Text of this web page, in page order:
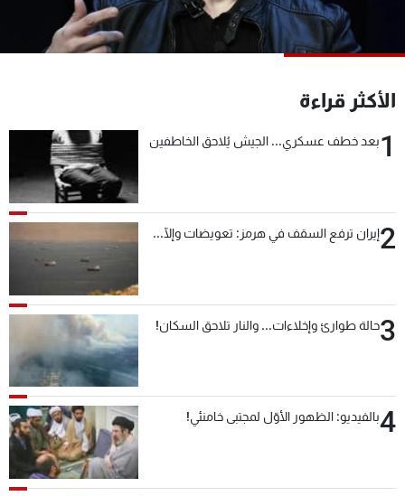
الأكثر قراءة
1بعد خطف عسكري... الجيش يُلاحق الخاطفين
2إيران ترفع السقف في هرمز: تعويضات وإلّا...
3حالة طوارئ وإخلاءات... والنار تلاحق السكان!
4بالفيديو: الظهور الأوّل لمجتبى خامنئي!
البرامج
جدول البرامج
شاهد البرامج
عن MTV
الإنـتـاج
وظائف
شروط الإسـتخدام
سياسة الخصوصية